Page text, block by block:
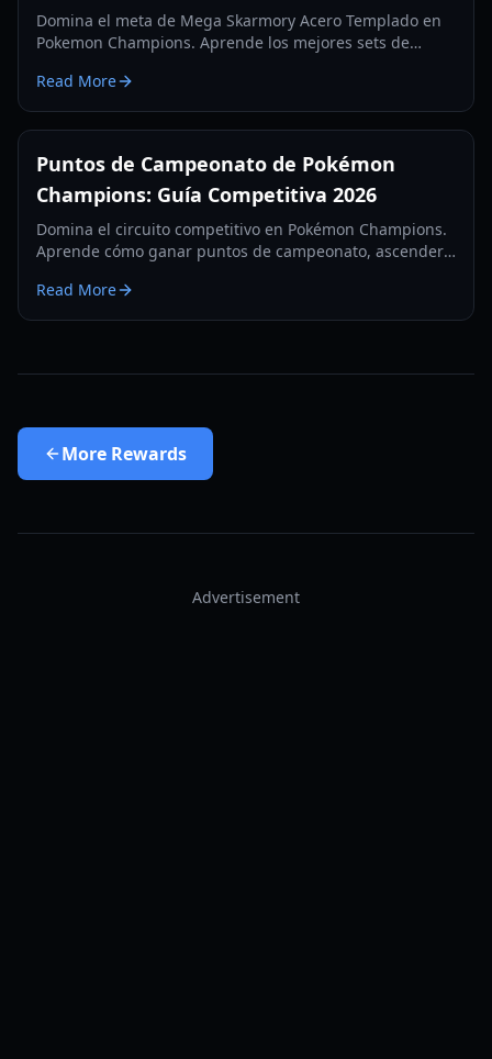
Domina el meta de Mega Skarmory Acero Templado en
Pokemon Champions. Aprende los mejores sets de
contrarrestar el meta de redirección de 2026.
Read More
Puntos de Campeonato de Pokémon
Champions: Guía Competitiva 2026
Domina el circuito competitivo en Pokémon Champions.
Aprende cómo ganar puntos de campeonato, ascender
Campeonato Mundial 2026.
Read More
More Rewards
Advertisement